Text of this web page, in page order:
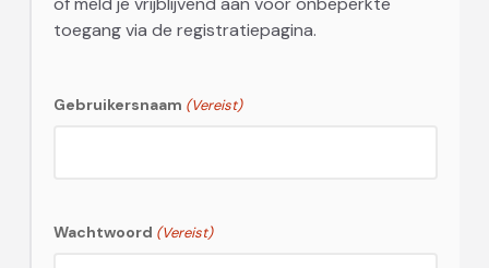
toegang via de registratiepagina.
Gebruikersnaam (Vereist)
Wachtwoord (Vereist)